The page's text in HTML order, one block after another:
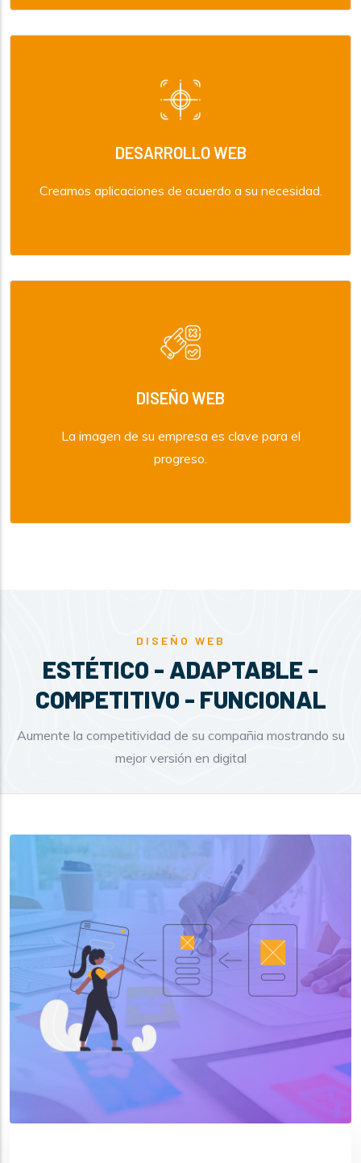
DESARROLLO WEB
Creamos aplicaciones de acuerdo a su necesidad.
DISEÑO WEB
La imagen de su empresa es clave para el
progreso.
DISEÑO WEB
ESTÉTICO - ADAPTABLE -
COMPETITIVO - FUNCIONAL
Aumente la competitividad de su compañia mostrando su
mejor versión en digital